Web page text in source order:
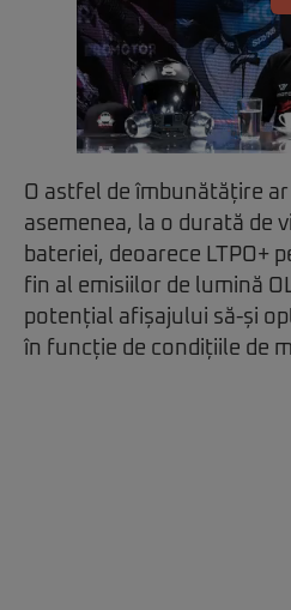
O astfel de îmbunătățire
asemenea, la o durată de
bateriei, deoarece LTPO+
fin al emisiilor de lumină
potențial afișajului să-și
în funcție de condițiile de